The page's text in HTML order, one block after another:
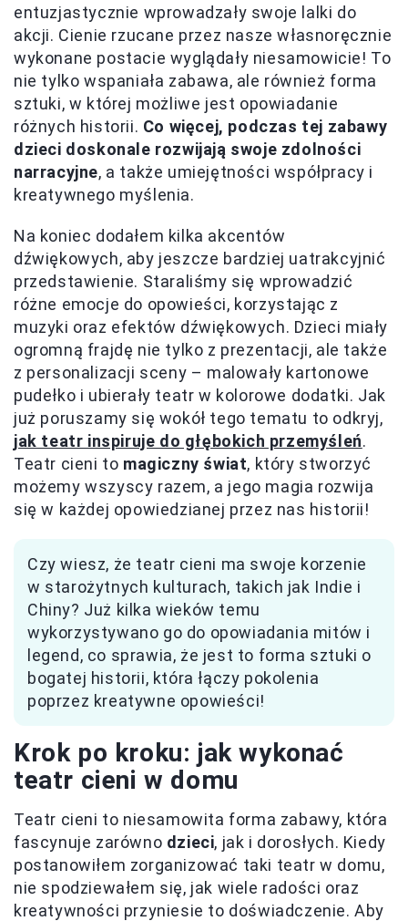
entuzjastycznie wprowadzały swoje lalki do
akcji. Cienie rzucane przez nasze własnoręcznie
wykonane postacie wyglądały niesamowicie! To
nie tylko wspaniała zabawa, ale również forma
sztuki, w której możliwe jest opowiadanie
różnych historii. Co więcej, podczas tej zabawy
dzieci doskonale rozwijają swoje zdolności
narracyjne, a także umiejętności współpracy i
kreatywnego myślenia.
Na koniec dodałem kilka akcentów
dźwiękowych, aby jeszcze bardziej uatrakcyjnić
przedstawienie. Staraliśmy się wprowadzić
różne emocje do opowieści, korzystając z
muzyki oraz efektów dźwiękowych. Dzieci miały
ogromną frajdę nie tylko z prezentacji, ale także
z personalizacji sceny – malowały kartonowe
pudełko i ubierały teatr w kolorowe dodatki. Jak
już poruszamy się wokół tego tematu to odkryj,
jak teatr inspiruje do głębokich przemyśleń.
Teatr cieni to magiczny świat, który stworzyć
możemy wszyscy razem, a jego magia rozwija
się w każdej opowiedzianej przez nas historii!
Czy wiesz, że teatr cieni ma swoje korzenie
w starożytnych kulturach, takich jak Indie i
Chiny? Już kilka wieków temu
wykorzystywano go do opowiadania mitów i
legend, co sprawia, że jest to forma sztuki o
bogatej historii, która łączy pokolenia
poprzez kreatywne opowieści!
Krok po kroku: jak wykonać
teatr cieni w domu
Teatr cieni to niesamowita forma zabawy, która
fascynuje zarówno dzieci, jak i dorosłych. Kiedy
postanowiłem zorganizować taki teatr w domu,
nie spodziewałem się, jak wiele radości oraz
kreatywności przyniesie to doświadczenie. Aby